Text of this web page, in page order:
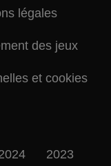
légales
des jeux
et cookies
2023